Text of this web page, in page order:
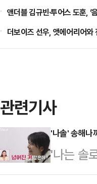
앤더블 김규빈·투어스 도훈,
더보이즈 선우, 앳에어리어
관련기사
'나솔' 송해나
'나는 솔
일 SBS